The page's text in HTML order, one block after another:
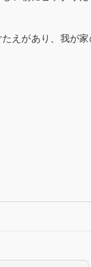
えがあり、我が家